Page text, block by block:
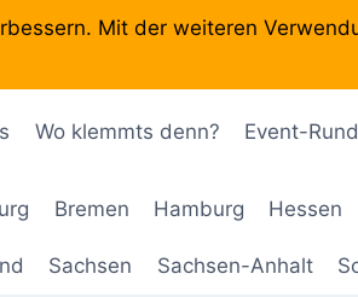
Seite in Sachen
Wo klemmts denn? Event-
Bremen Hamburg Hessen
Sachsen Sachsen-Anhalt
Mit der weiteren